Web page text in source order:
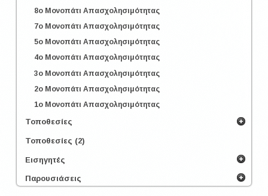
8o Μονοπάτι Απασχολησιμότητας
7o Μονοπάτι Απασχολησιμότητας
5o Μονοπάτι Απασχολησιμότητας
4o Μονοπάτι Απασχολησιμότητας
3o Μονοπάτι Απασχολησιμότητας
2o Μονοπάτι Απασχολησιμότητας
1o Μονοπάτι Απασχολησιμότητας
Τοποθεσίες
Τοποθεσίες (2)
Εισηγητές
Παρουσιάσεις